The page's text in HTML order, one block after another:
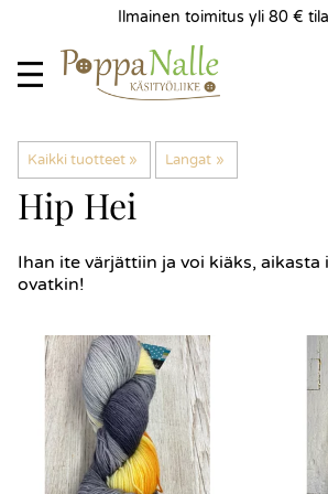
Ilmainen toimitus yli 80 €
Kaikki tuotteet ‪» Langat ‪»
Hip Hei
Ihan ite värjättiin ja voi kiäks, aikasta
ovatkin!